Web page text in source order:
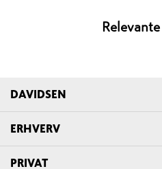
DAVIDSEN
ERHVERV
PRIVAT